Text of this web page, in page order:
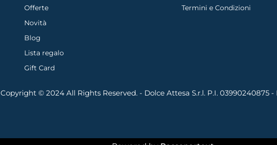
Offerte
Novità
Blog
Lista regalo
Gift Card
Termini e Condizioni
Copyright © 2024 All Rights Reserved. - Dolce Attesa S.r.l. P.I. 03990240875 -